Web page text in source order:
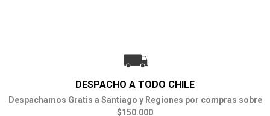
DESPACHO A TODO CHILE
Despachamos Gratis a Santiago y Regiones por compras sobre
$150.000